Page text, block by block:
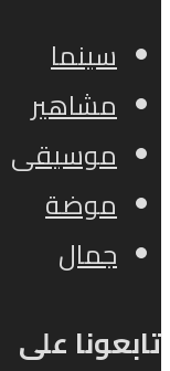
سينما
مشاهير
موسيقى
موضة
جمال
تابعونا على